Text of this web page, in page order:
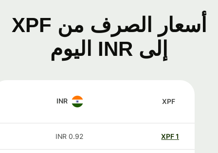
أسعار الصرف من XPF
إلى INR اليوم
XPF
INR
XPF
0.92
INR